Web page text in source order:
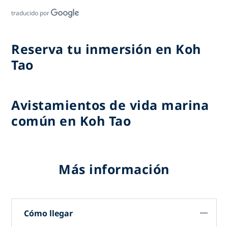
traducido por
Reserva tu inmersión en Koh
Tao
Avistamientos de vida marina
común en Koh Tao
Más información
Cómo llegar